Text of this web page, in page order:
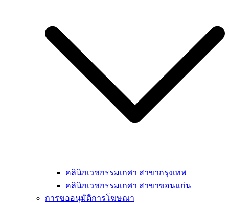
คลินิกเวชกรรมเกศา สาขากรุงเทพ
คลินิกเวชกรรมเกศา สาขาขอนแก่น
การขออนุมัติการโฆษณา